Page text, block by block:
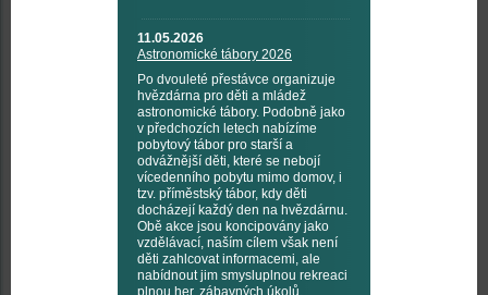
11.05.2026
Astronomické tábory 2026
Po dvouleté přestávce organizuje
hvězdárna pro děti a mládež
astronomické tábory. Podobně jako
v předchozích letech nabízíme
pobytový tábor pro starší a
odvážnější děti, které se nebojí
vícedenního pobytu mimo domov, i
tzv. příměstský tábor, kdy děti
docházejí každý den na hvězdárnu.
Obě akce jsou koncipovány jako
vzdělávací, naším cílem však není
děti zahlcovat informacemi, ale
nabídnout jim smysluplnou rekreaci
plnou her, zábavných úkolů,